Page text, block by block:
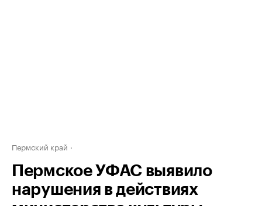
Пермский край
Пермское УФАС выявило
нарушения в действиях